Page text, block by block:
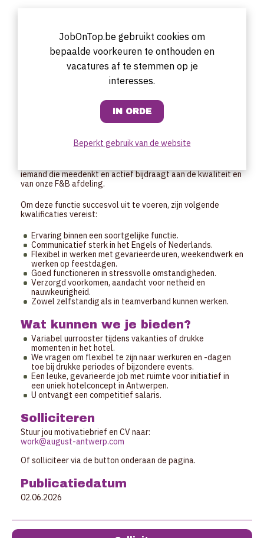
Controle van de kwaliteit van de geleverde
voedingsmiddelen.
Verzorgen en bereiden van alle gerechten voor het
Voorbereiden van koffiebreaks, lunches voor
meetings/events en mise en place.
Durven bijsturen en vernieuwen om zo te streven naar de
perfecte service voor de gasten.
Omgaan met klachten en feedback van gasten en dit
Wat verwachten we van jou?
iemand die meedenkt en actief bijdraagt aan de kwaliteit en
van onze F&B afdeling.
Om deze functie succesvol uit te voeren, zijn volgende
kwalificaties vereist:
Ervaring binnen een soortgelijke functie.
Communicatief sterk in het Engels of Nederlands.
Flexibel in werken met gevarieerde uren, weekendwerk en
werken op feestdagen.
Goed functioneren in stressvolle omstandigheden.
Verzorgd voorkomen, aandacht voor netheid en
nauwkeurigheid.
Zowel zelfstandig als in teamverband kunnen werken.
Wat kunnen we je bieden?
Variabel uurrooster tijdens vakanties of drukke
momenten in het hotel.
We vragen om flexibel te zijn naar werkuren en -dagen
toe bij drukke periodes of bijzondere events.
Een leuke, gevarieerde job met ruimte voor initiatief in
een uniek hotelconcept in Antwerpen.
U ontvangt een competitief salaris.
Solliciteren
Stuur jou motivatiebrief en CV naar:
work@august-antwerp.com
Of solliciteer via de button onderaan de pagina.
Publicatiedatum
02.06.2026
JobOnTop.be gebruikt cookies om
bepaalde voorkeuren te onthouden en
vacatures af te stemmen op je
interesses.
Beperkt gebruik van de website